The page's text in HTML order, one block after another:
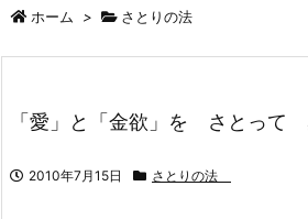
ホーム > さとりの法
「愛」と「金欲」を さとって
2010年7月15日 さとりの法